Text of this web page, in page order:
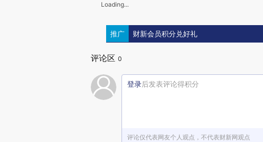
Loading...
推广 财新会员积分兑好礼
评论区 0
登录后发表评论得积分
评论仅代表网友个人观点，不代表财新网观点